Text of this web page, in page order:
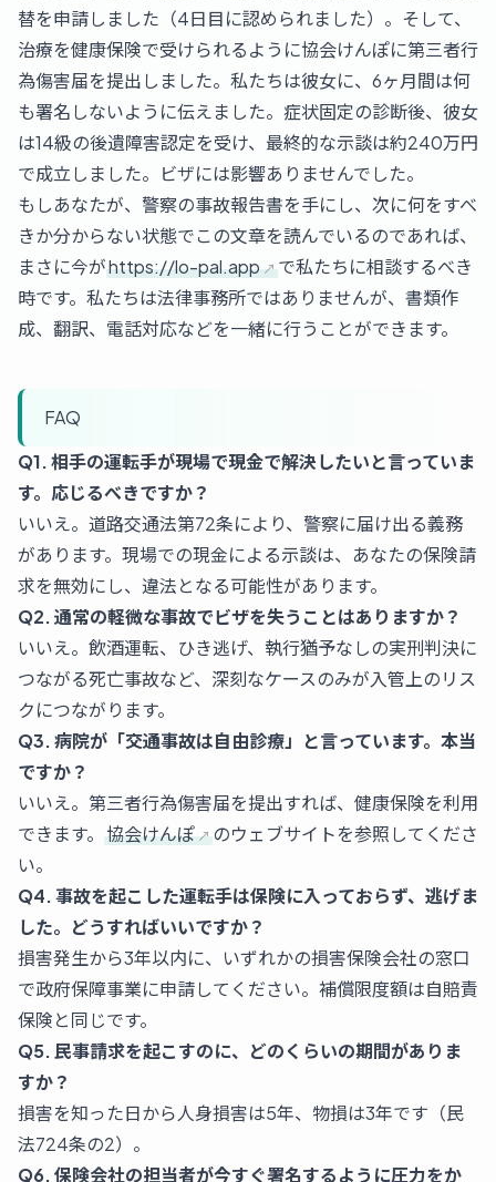
替を申請しました（4日目に認められました）。そして、
治療を健康保険で受けられるように協会けんぽに第三者行
為傷害届を提出しました。私たちは彼女に、6ヶ月間は何
も署名しないように伝えました。症状固定の診断後、彼女
は14級の後遺障害認定を受け、最終的な示談は約240万円
で成立しました。ビザには影響ありませんでした。
もしあなたが、警察の事故報告書を手にし、次に何をすべ
きか分からない状態でこの文章を読んでいるのであれば、
まさに今がhttps://lo-pal.app
で私たちに相談するべき
時です。私たちは法律事務所ではありませんが、書類作
成、翻訳、電話対応などを一緒に行うことができます。
FAQ
Q1. 相手の運転手が現場で現金で解決したいと言っていま
す。応じるべきですか？
いいえ。道路交通法第72条により、警察に届け出る義務
があります。現場での現金による示談は、あなたの保険請
求を無効にし、違法となる可能性があります。
Q2. 通常の軽微な事故でビザを失うことはありますか？
いいえ。飲酒運転、ひき逃げ、執行猶予なしの実刑判決に
つながる死亡事故など、深刻なケースのみが入管上のリス
クにつながります。
Q3. 病院が「交通事故は自由診療」と言っています。本当
ですか？
いいえ。第三者行為傷害届を提出すれば、健康保険を利用
できます。 協会けんぽ
のウェブサイトを参照してくださ
い。
Q4. 事故を起こした運転手は保険に入っておらず、逃げま
した。どうすればいいですか？
損害発生から3年以内に、いずれかの損害保険会社の窓口
で政府保障事業に申請してください。補償限度額は自賠責
保険と同じです。
Q5. 民事請求を起こすのに、どのくらいの期間がありま
すか？
損害を知った日から人身損害は5年、物損は3年です（民
法724条の2）。
Q6. 保険会社の担当者が今すぐ署名するように圧力をか